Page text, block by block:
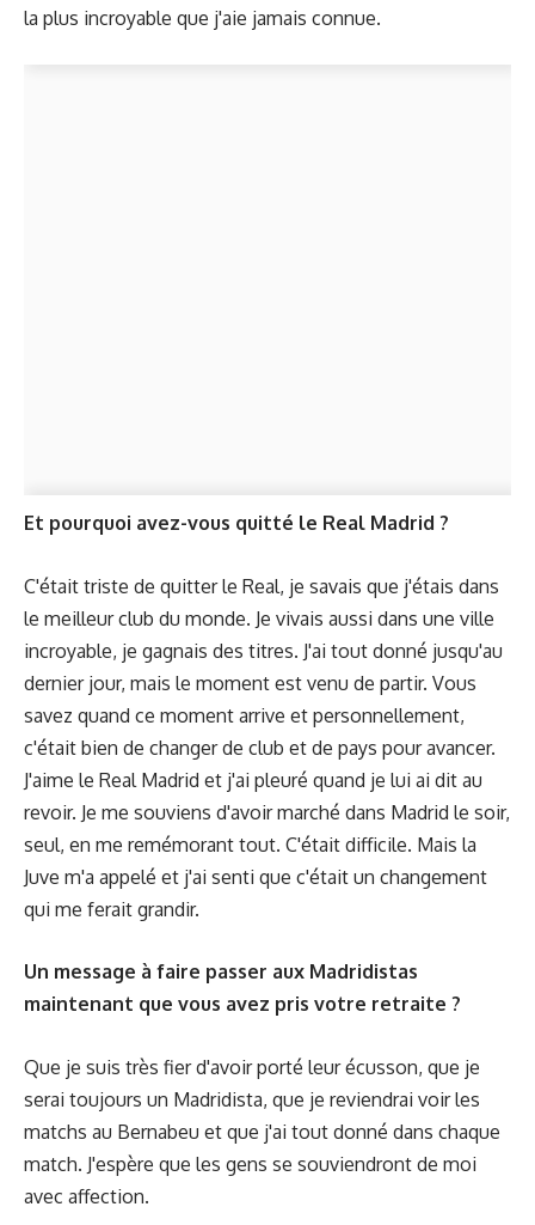
la plus incroyable que j'aie jamais connue.
Et pourquoi avez-vous quitté le Real Madrid ?
C'était triste de quitter le Real, je savais que j'étais dans
le meilleur club du monde. Je vivais aussi dans une ville
incroyable, je gagnais des titres. J'ai tout donné jusqu'au
dernier jour, mais le moment est venu de partir. Vous
savez quand ce moment arrive et personnellement,
c'était bien de changer de club et de pays pour avancer.
J'aime le Real Madrid et j'ai pleuré quand je lui ai dit au
revoir. Je me souviens d'avoir marché dans Madrid le soir,
seul, en me remémorant tout. C'était difficile. Mais la
Juve m'a appelé et j'ai senti que c'était un changement
qui me ferait grandir.
Un message à faire passer aux Madridistas
maintenant que vous avez pris votre retraite ?
Que je suis très fier d'avoir porté leur écusson, que je
serai toujours un Madridista, que je reviendrai voir les
matchs au Bernabeu et que j'ai tout donné dans chaque
match. J'espère que les gens se souviendront de moi
avec affection.